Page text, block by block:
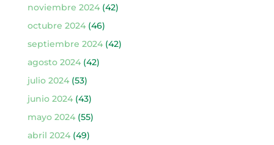
noviembre 2024(42)
octubre 2024(46)
septiembre 2024(42)
agosto 2024(42)
julio 2024(53)
junio 2024(43)
mayo 2024(55)
abril 2024(49)